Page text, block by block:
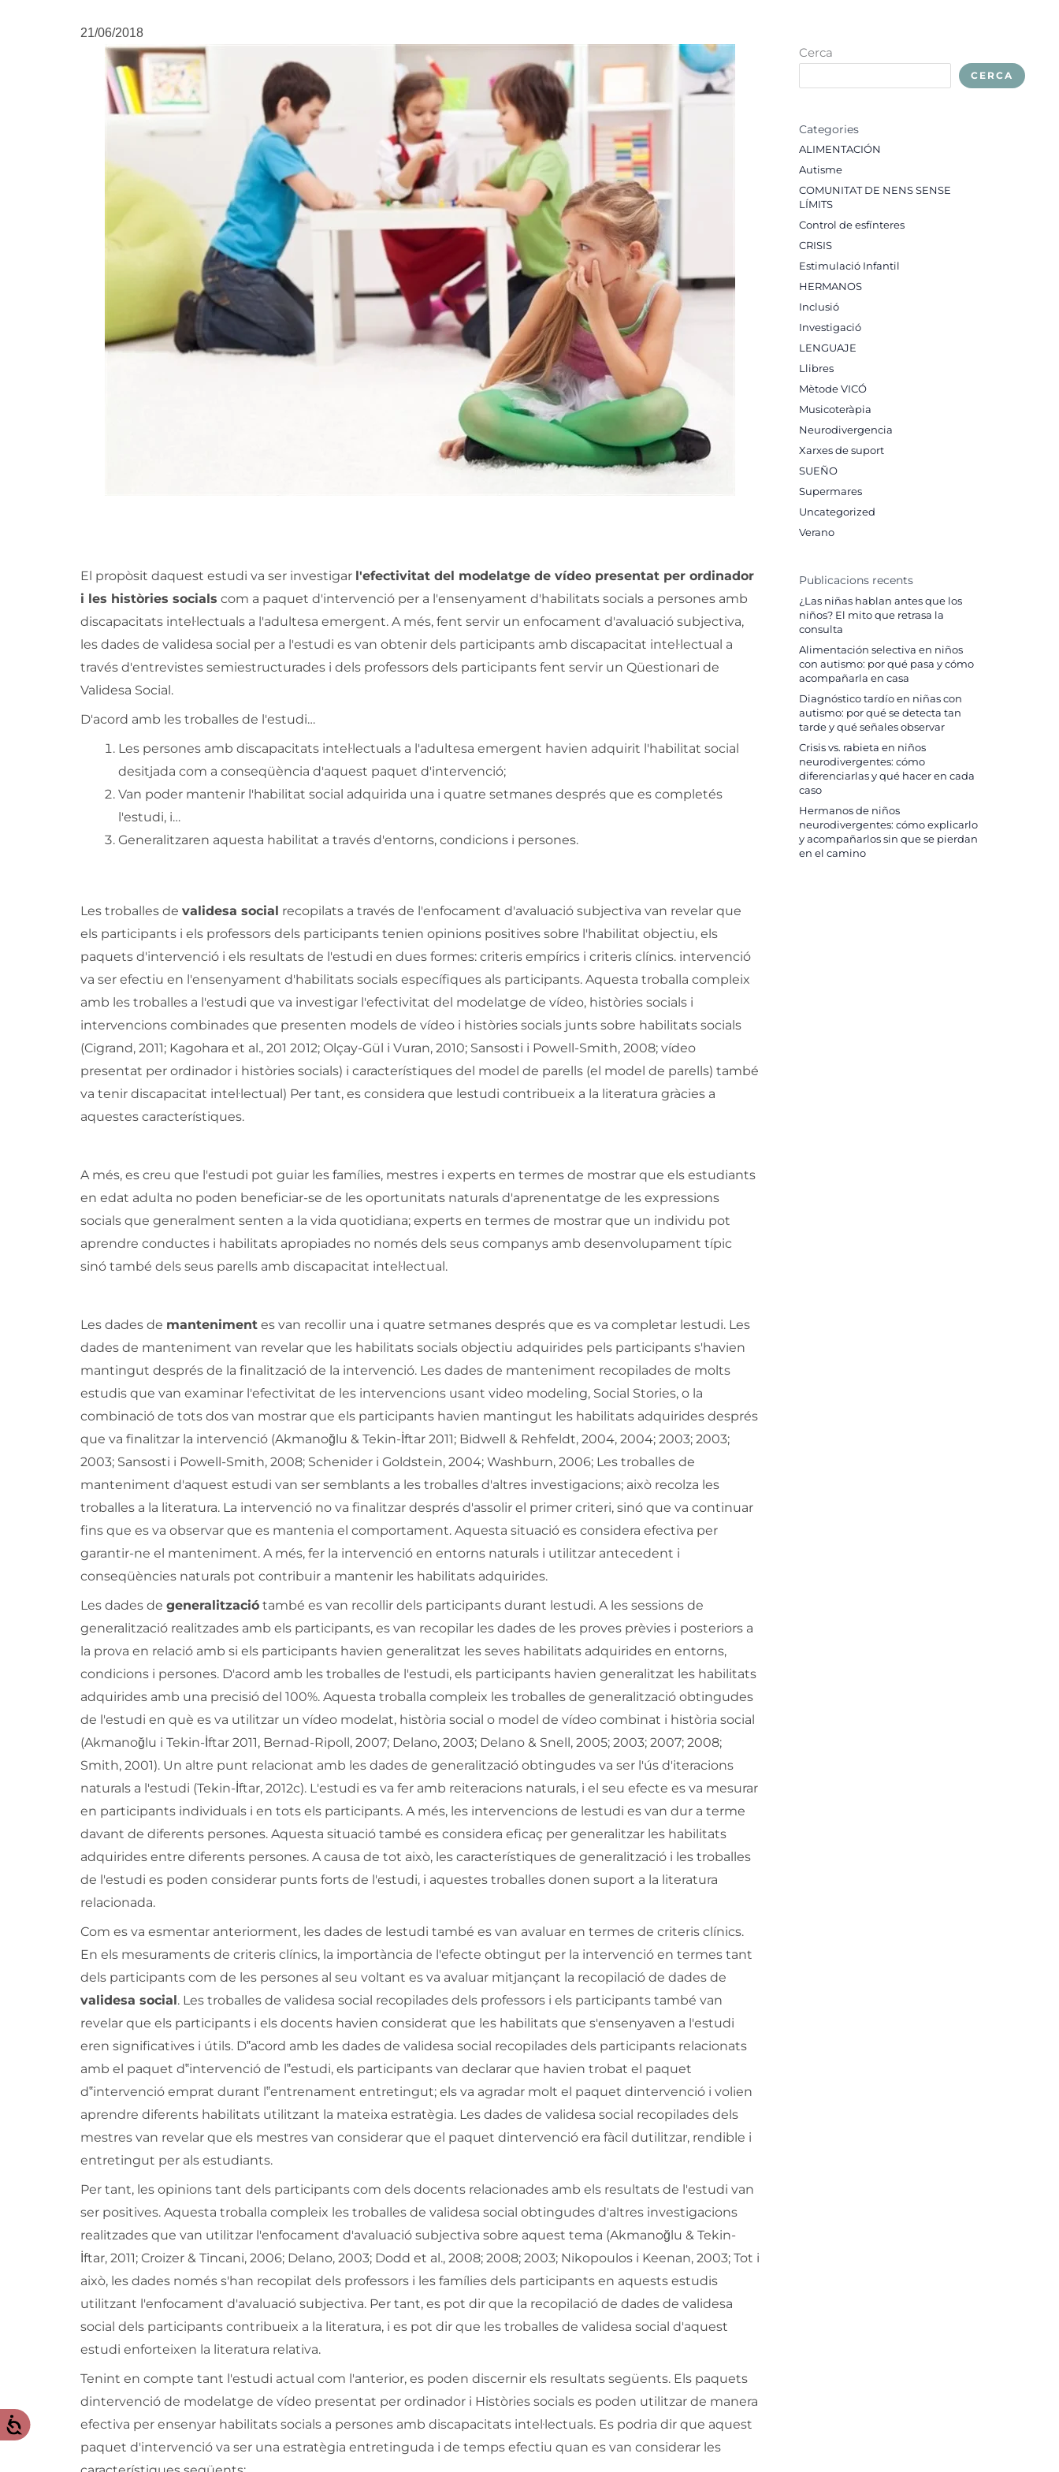
21/06/2018
El propòsit daquest estudi va ser investigar l'efectivitat del modelatge de vídeo presentat per ordinador
i les històries socials com a paquet d'intervenció per a l'ensenyament d'habilitats socials a persones amb
discapacitats intel·lectuals a l'adultesa emergent. A més, fent servir un enfocament d'avaluació subjectiva,
les dades de validesa social per a l'estudi es van obtenir dels participants amb discapacitat intel·lectual a
través d'entrevistes semiestructurades i dels professors dels participants fent servir un Qüestionari de
Validesa Social.
D'acord amb les troballes de l'estudi…
Les persones amb discapacitats intel·lectuals a l'adultesa emergent havien adquirit l'habilitat social
desitjada com a conseqüència d'aquest paquet d'intervenció;
Van poder mantenir l'habilitat social adquirida una i quatre setmanes després que es completés
l'estudi, i…
Generalitzaren aquesta habilitat a través d'entorns, condicions i persones.
Les troballes de validesa social recopilats a través de l'enfocament d'avaluació subjectiva van revelar que
els participants i els professors dels participants tenien opinions positives sobre l'habilitat objectiu, els
paquets d'intervenció i els resultats de l'estudi en dues formes: criteris empírics i criteris clínics. intervenció
va ser efectiu en l'ensenyament d'habilitats socials específiques als participants. Aquesta troballa compleix
amb les troballes a l'estudi que va investigar l'efectivitat del modelatge de vídeo, històries socials i
intervencions combinades que presenten models de vídeo i històries socials junts sobre habilitats socials
(Cigrand, 2011; Kagohara et al., 201 2012; Olçay-Gül ​​i Vuran, 2010; Sansosti i Powell-Smith, 2008; vídeo
presentat per ordinador i històries socials) i característiques del model de parells (el model de parells) també
va tenir discapacitat intel·lectual) Per tant, es considera que lestudi contribueix a la literatura gràcies a
aquestes característiques.
A més, es creu que l'estudi pot guiar les famílies, mestres i experts en termes de mostrar que els estudiants
en edat adulta no poden beneficiar-se de les oportunitats naturals d'aprenentatge de les expressions
socials que generalment senten a la vida quotidiana; experts en termes de mostrar que un individu pot
aprendre conductes i habilitats apropiades no només dels seus companys amb desenvolupament típic
sinó també dels seus parells amb discapacitat intel·lectual.
Les dades de manteniment es van recollir una i quatre setmanes després que es va completar lestudi. Les
dades de manteniment van revelar que les habilitats socials objectiu adquirides pels participants s'havien
mantingut després de la finalització de la intervenció. Les dades de manteniment recopilades de molts
estudis que van examinar l'efectivitat de les intervencions usant video modeling, Social Stories, o la
combinació de tots dos van mostrar que els participants havien mantingut les habilitats adquirides després
que va finalitzar la intervenció (Akmanoğlu & Tekin-İftar 2011; Bidwell & Rehfeldt, 2004, 2004; 2003; 2003;
2003; Sansosti i Powell-Smith, 2008; Schenider i Goldstein, 2004; Washburn, 2006; Les troballes de
manteniment d'aquest estudi van ser semblants a les troballes d'altres investigacions; això recolza les
troballes a la literatura. La intervenció no va finalitzar després d'assolir el primer criteri, sinó que va continuar
fins que es va observar que es mantenia el comportament. Aquesta situació es considera efectiva per
garantir-ne el manteniment. A més, fer la intervenció en entorns naturals i utilitzar antecedent i
conseqüències naturals pot contribuir a mantenir les habilitats adquirides.
Les dades de generalització també es van recollir dels participants durant lestudi. A les sessions de
generalització realitzades amb els participants, es van recopilar les dades de les proves prèvies i posteriors a
la prova en relació amb si els participants havien generalitzat les seves habilitats adquirides en entorns,
condicions i persones. D'acord amb les troballes de l'estudi, els participants havien generalitzat les habilitats
adquirides amb una precisió del 100%. Aquesta troballa compleix les troballes de generalització obtingudes
de l'estudi en què es va utilitzar un vídeo modelat, història social o model de vídeo combinat i història social
(Akmanoğlu i Tekin-İftar 2011, Bernad-Ripoll, 2007; Delano, 2003; Delano & Snell, 2005; 2003; 2007; 2008;
Smith, 2001). Un altre punt relacionat amb les dades de generalització obtingudes va ser l'ús d'iteracions
naturals a l'estudi (Tekin-İftar, 2012c). L'estudi es va fer amb reiteracions naturals, i el seu efecte es va mesurar
en participants individuals i en tots els participants. A més, les intervencions de lestudi es van dur a terme
davant de diferents persones. Aquesta situació també es considera eficaç per generalitzar les habilitats
adquirides entre diferents persones. A causa de tot això, les característiques de generalització i les troballes
de l'estudi es poden considerar punts forts de l'estudi, i aquestes troballes donen suport a la literatura
relacionada.
Com es va esmentar anteriorment, les dades de lestudi també es van avaluar en termes de criteris clínics.
En els mesuraments de criteris clínics, la importància de l'efecte obtingut per la intervenció en termes tant
dels participants com de les persones al seu voltant es va avaluar mitjançant la recopilació de dades de
validesa social. Les troballes de validesa social recopilades dels professors i els participants també van
revelar que els participants i els docents havien considerat que les habilitats que s'ensenyaven a l'estudi
eren significatives i útils. D‟acord amb les dades de validesa social recopilades dels participants relacionats
amb el paquet d‟intervenció de l‟estudi, els participants van declarar que havien trobat el paquet
d‟intervenció emprat durant l‟entrenament entretingut; els va agradar molt el paquet dintervenció i volien
aprendre diferents habilitats utilitzant la mateixa estratègia. Les dades de validesa social recopilades dels
mestres van revelar que els mestres van considerar que el paquet dintervenció era fàcil dutilitzar, rendible i
entretingut per als estudiants.
Per tant, les opinions tant dels participants com dels docents relacionades amb els resultats de l'estudi van
ser positives. Aquesta troballa compleix les troballes de validesa social obtingudes d'altres investigacions
realitzades que van utilitzar l'enfocament d'avaluació subjectiva sobre aquest tema (Akmanoğlu & Tekin-
İftar, 2011; Croizer & Tincani, 2006; Delano, 2003; Dodd et al., 2008; 2008; 2003; Nikopoulos i Keenan, 2003; Tot i
això, les dades només s'han recopilat dels professors i les famílies dels participants en aquests estudis
utilitzant l'enfocament d'avaluació subjectiva. Per tant, es pot dir que la recopilació de dades de validesa
social dels participants contribueix a la literatura, i es pot dir que les troballes de validesa social d'aquest
estudi enforteixen la literatura relativa.
Tenint en compte tant l'estudi actual com l'anterior, es poden discernir els resultats següents. Els paquets
dintervenció de modelatge de vídeo presentat per ordinador i Històries socials es poden utilitzar de manera
efectiva per ensenyar habilitats socials a persones amb discapacitats intel·lectuals. Es podria dir que aquest
paquet d'intervenció va ser una estratègia entretinguda i de temps efectiu quan es van considerar les
Cerca
CERCA
Categories
ALIMENTACIÓN
Autisme
COMUNITAT DE NENS SENSE
LÍMITS
Control de esfínteres
CRISIS
Estimulació Infantil
HERMANOS
Inclusió
Investigació
LENGUAJE
Llibres
Mètode VICÓ
Musicoteràpia
Neurodivergencia
Xarxes de suport
SUEÑO
Supermares
Uncategorized
Verano
Publicacions recents
¿Las niñas hablan antes que los
niños? El mito que retrasa la
consulta
Alimentación selectiva en niños
con autismo: por qué pasa y cómo
acompañarla en casa
Diagnóstico tardío en niñas con
autismo: por qué se detecta tan
tarde y qué señales observar
Crisis vs. rabieta en niños
neurodivergentes: cómo
diferenciarlas y qué hacer en cada
caso
Hermanos de niños
neurodivergentes: cómo explicarlo
y acompañarlos sin que se pierdan
en el camino